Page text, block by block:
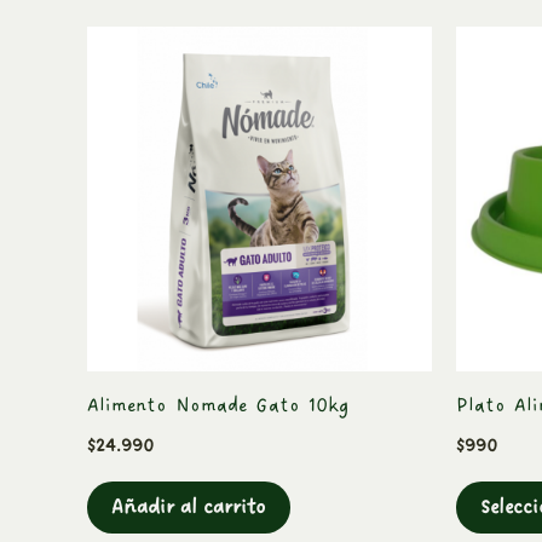
Alimento Nomade Gato 10kg
$24.990
Añadir al carrito
Plato
$990